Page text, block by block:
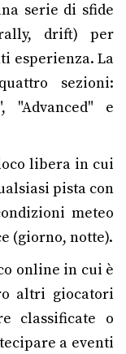
serie di sfide
drift) per
esperienza. La
sezioni:
"Advanced" e
libera in cui
pista con
meteo
(giorno, notte).
online in cui è
altri giocatori
classificate o
a eventi